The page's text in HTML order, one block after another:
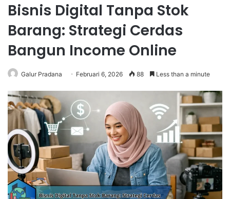
Bisnis Digital Tanpa Stok
Barang: Strategi Cerdas
Bangun Income Online
Galur Pradana Februari 6, 2026 88 Less than a minute